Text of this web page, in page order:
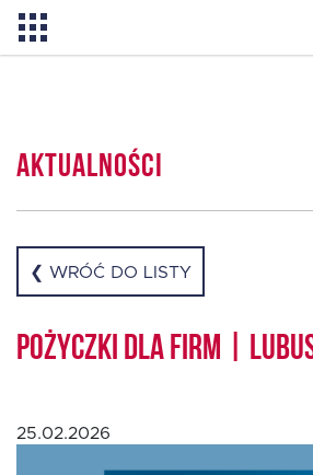
O TISE
Dlaczego TISE?
Aktualności
❮ WRÓĆ DO LISTY
Pożyczki dla firm |
25.02.2026